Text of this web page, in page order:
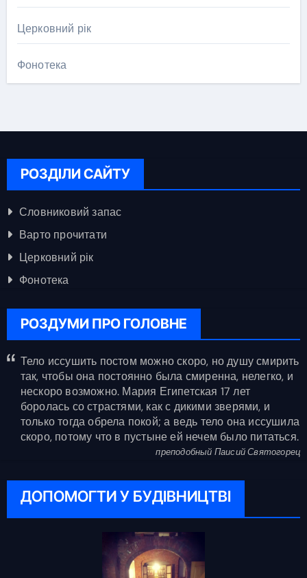
Церковний рік
Фонотека
РОЗДІЛИ САЙТУ
Словниковий запас
Варто прочитати
Церковний рік
Фонотека
РОЗДУМИ ПРО ГОЛОВНЕ
Тело иссушить постом можно скоро, но душу смирить
так, чтобы она постоянно была смиренна, нелегко, и
нескоро возможно. Мария Египетская 17 лет
боролась со страстями, как с дикими зверями, и
только тогда обрела покой; а ведь тело она иссушила
скоро, потому что в пустыне ей нечем было питаться.
преподобный Паисий Святогорец
ДОПОМОГТИ У БУДІВНИЦТВІ